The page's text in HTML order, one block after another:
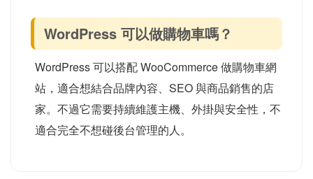
WordPress 可以做購物車嗎？
WordPress 可以搭配 WooCommerce 做購物車網
站，適合想結合品牌內容、SEO 與商品銷售的店
家。不過它需要持續維護主機、外掛與安全性，不
適合完全不想碰後台管理的人。